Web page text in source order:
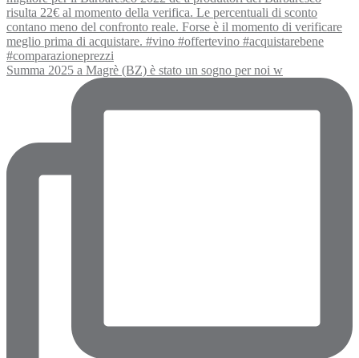
Summa 2025 a Magrè (BZ) è stato un sogno per noi w